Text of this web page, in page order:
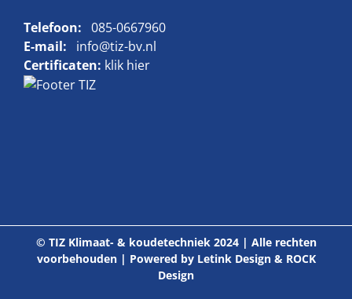
Telefoon: 085-0667960
E-mail:
info@tiz-bv.nl
Certificaten: klik hier
© TIZ Klimaat- & koudetechniek 2024 | Alle rechten
voorbehouden | Powered by Letink Design& ROCK
Design